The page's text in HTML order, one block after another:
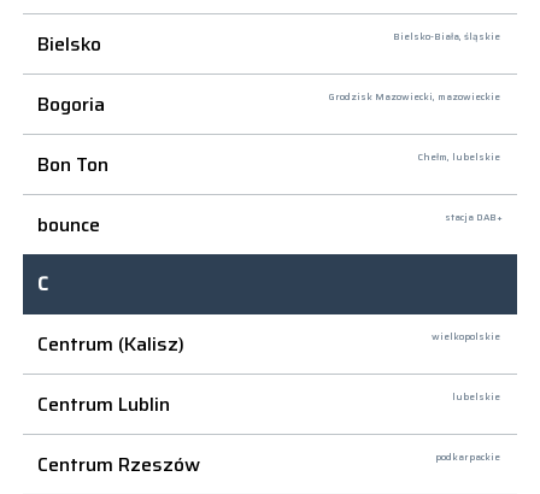
Bielsko Bielsko-Biała, śląskie
Bogoria Grodzisk Mazowiecki, mazowieckie
Bon Ton Chełm, lubelskie
bounce stacja DAB+
C
Centrum (Kalisz)
wielkopolskie
Centrum Lublin lubelskie
Centrum Rzeszów podkarpackie